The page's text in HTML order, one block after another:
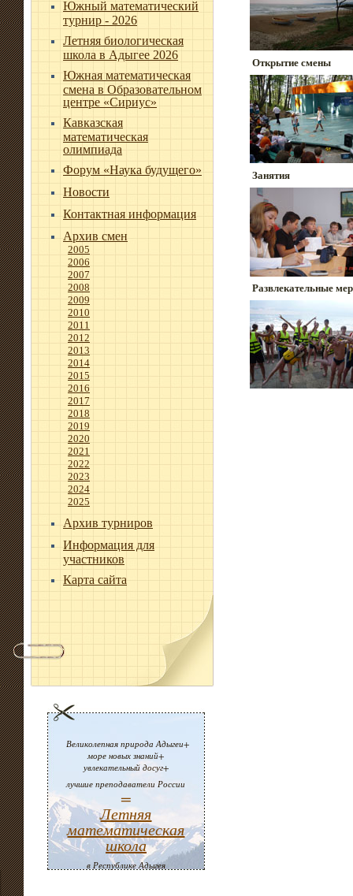
Южный математический
турнир - 2026
Летняя биологическая
школа в Адыгее 2026
Южная математическая
смена в Образовательном
центре «Сириус»
Кавказская
математическая
олимпиада
Форум «Наука будущего»
Новости
Контактная информация
Архив смен
2005
2006
2007
2008
2009
2010
2011
2012
2013
2014
2015
2016
2017
2018
2019
2020
2021
2022
2023
2024
2025
Архив турниров
Информация для
участников
Карта сайта
Великолепная природа Адыгеи+
море новых знаний+
увлекательный досуг+
лучшие преподаватели России
=
Летняя
математическая
школа
в Республике Адыгея
Открытие смены
Занятия
Развлекательные